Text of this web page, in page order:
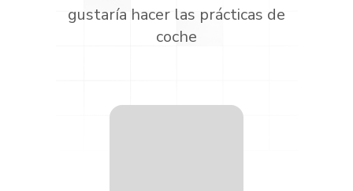
gustaría hacer las prácticas de
coche